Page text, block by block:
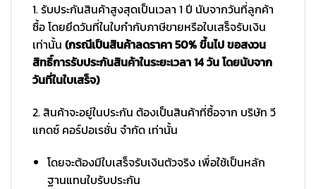
1. รับประกันสินค้าสูงสุดเป็นเวลา 1 ปี นับจากวันที่ลูกค้า
ซื้อ โดยยึดวันที่ในใบกำกับภาษีขายหรือใบเสร็จรับเงิน
เท่านั้น (กรณีเป็นสินค้าลดราคา 50% ขึ้นไป ขอสงวน
สิทธิ์การรับประกันสินค้าในระยะเวลา 14 วัน โดยนับจาก
วันที่ในใบเสร็จ)
2. สินค้าจะอยู่ในประกัน ต้องเป็นสินค้าที่ซื้อจาก บริษัท วี
แกดซ์ คอร์ปอเรชั่น จำกัด เท่านั้น
โดยจะต้องมีใบเสร็จรับเงินตัวจริง เพื่อใช้เป็นหลัก
ฐานแทนใบรับประกัน